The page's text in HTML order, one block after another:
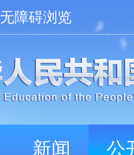
无障碍浏览
新闻 公